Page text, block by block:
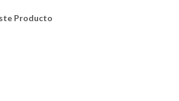
Producto